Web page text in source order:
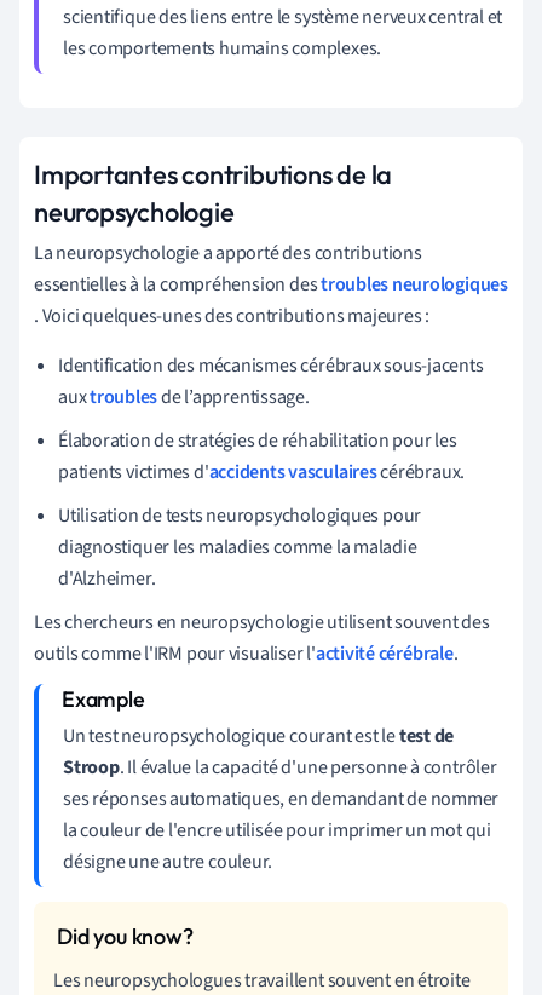
scientifique des liens entre le système nerveux central et
les comportements humains complexes.
Importantes contributions de la
neuropsychologie
La neuropsychologie a apporté des contributions
essentielles à la compréhension destroubles neurologiques
. Voici quelques-unes des contributions majeures :
Identification des mécanismes cérébraux sous-jacents
auxtroublesde l’apprentissage.
Élaboration de stratégies de réhabilitation pour les
patients victimes d'accidents vasculairescérébraux.
Utilisation de tests neuropsychologiques pour
diagnostiquer les maladies comme la maladie
d'Alzheimer.
Les chercheurs en neuropsychologie utilisent souvent des
outils comme l'IRM pour visualiser l'activité cérébrale.
Un test neuropsychologique courant est letest de
Stroop. Il évalue la capacité d'une personne à contrôler
ses réponses automatiques, en demandant de nommer
la couleur de l'encre utilisée pour imprimer un mot qui
désigne une autre couleur.
Les neuropsychologues travaillent souvent en étroite